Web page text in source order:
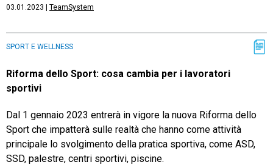
03.01.2023 TeamSystem
SPORT E WELLNESS
Riforma dello Sport: cosa cambia per i lavoratori
sportivi
Dal 1 gennaio 2023 entrerà in vigore la nuova Riforma dello
Sport che impatterà sulle realtà che hanno come attività
principale lo svolgimento della pratica sportiva, come ASD,
SSD, palestre, centri sportivi, piscine.